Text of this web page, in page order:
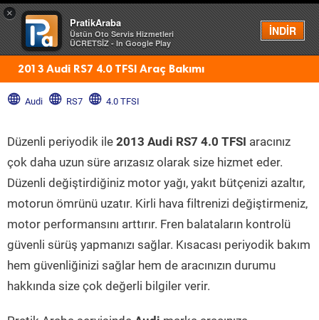
×
PratikAraba
Üstün Oto Servis Hizmetleri
ÜCRETSİZ - In Google Play
İNDİR
Menü
2013 Audi RS7 4.0 TFSI Araç Bakımı
Audi RS7 4.0 TFSI
Düzenli periyodik ile 2013 Audi RS7 4.0 TFSI aracınız
çok daha uzun süre arızasız olarak size hizmet eder.
Düzenli değiştirdiğiniz motor yağı, yakıt bütçenizi azaltır,
motorun ömrünü uzatır. Kirli hava filtrenizi değiştirmeniz,
motor performansını arttırır. Fren balataların kontrolü
güvenli sürüş yapmanızı sağlar. Kısacası periyodik bakım
hem güvenliğinizi sağlar hem de aracınızın durumu
hakkında size çok değerli bilgiler verir.